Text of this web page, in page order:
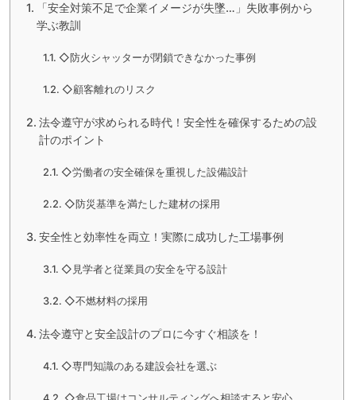
「安全対策不足で企業イメージが失墜…」失敗事例から
学ぶ教訓
◇防火シャッターが閉鎖できなかった事例
◇顧客離れのリスク
法令遵守が求められる時代！安全性を確保するための設
計のポイント
◇労働者の安全確保を重視した設備設計
◇防災基準を満たした建材の採用
安全性と効率性を両立！実際に成功した工場事例
◇見学者と従業員の安全を守る設計
◇不燃材料の採用
法令遵守と安全設計のプロに今すぐ相談を！
◇専門知識のある建設会社を選ぶ